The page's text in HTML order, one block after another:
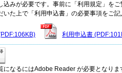
込みが必要です。事前に「利用規定」をご
いた上で「利用申込書」の必要事項をご
利用申込書
になるにはAdobe Reader が必要となりま